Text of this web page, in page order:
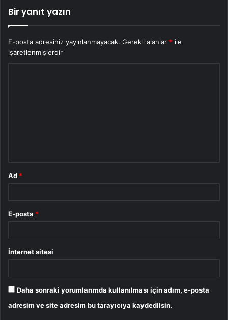
Bir yanıt yazın
E-posta adresiniz yayınlanmayacak. Gerekli alanlar * ile
işaretlenmişlerdir
Ad *
E-posta *
İnternet sitesi
Daha sonraki yorumlarımda kullanılması için adım, e-posta
adresim ve site adresim bu tarayıcıya kaydedilsin.